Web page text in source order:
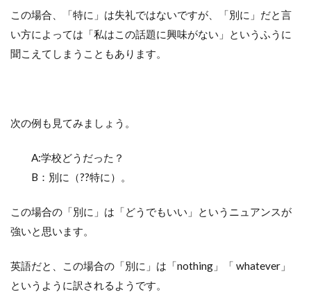
この場合、「特に」は失礼ではないですが、「別に」だと言
い方によっては「私はこの話題に興味がない」というふうに
聞こえてしまうこともあります。
次の例も見てみましょう。
A:学校どうだった？
B：別に（??特に）。
この場合の「別に」は「どうでもいい」というニュアンスが
強いと思います。
英語だと、この場合の「別に」は「nothing」「 whatever」
というように訳されるようです。